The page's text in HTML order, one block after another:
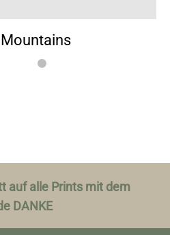
auf alle Prints mit dem
DANKE